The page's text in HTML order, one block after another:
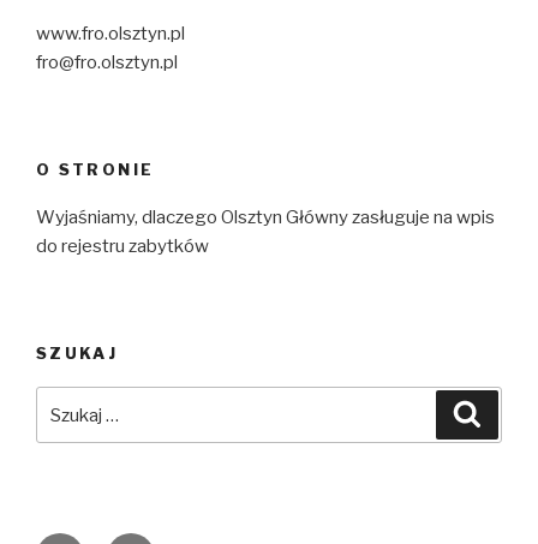
www.fro.olsztyn.pl
fro@fro.olsztyn.pl
O STRONIE
Wyjaśniamy, dlaczego Olsztyn Główny zasługuje na wpis
do rejestru zabytków
SZUKAJ